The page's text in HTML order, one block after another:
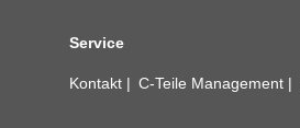
Service
Kontakt C-Teile Management